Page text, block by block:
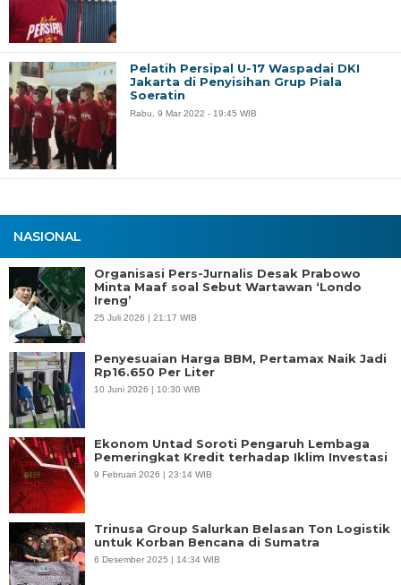
NASIONAL
Organisasi Pers-Jurnalis Desak Prabowo
Minta Maaf soal Sebut Wartawan ‘Londo
Ireng’
25 Juli 2026 | 21:17 WIB
Penyesuaian Harga BBM, Pertamax Naik Jadi
Rp16.650 Per Liter
10 Juni 2026 | 10:30 WIB
Ekonom Untad Soroti Pengaruh Lembaga
Pemeringkat Kredit terhadap Iklim Investasi
9 Februari 2026 | 23:14 WIB
Trinusa Group Salurkan Belasan Ton Logistik
untuk Korban Bencana di Sumatra
6 Desember 2025 | 14:34 WIB
Pelatih Persipal U-17 Waspadai DKI
Jakarta di Penyisihan Grup Piala
Soeratin
Rabu, 9 Mar 2022 - 19:45 WIB